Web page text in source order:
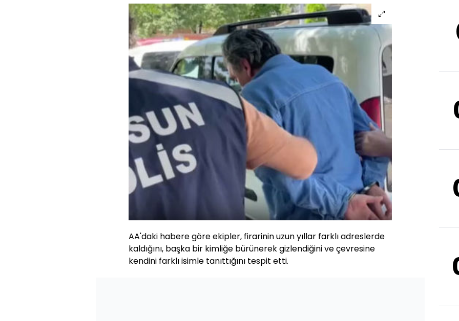
AA'daki habere göre ekipler, firarinin uzun yıllar farklı adreslerde
kaldığını, başka bir kimliğe bürünerek gizlendiğini ve çevresine
kendini farklı isimle tanıttığını tespit etti.